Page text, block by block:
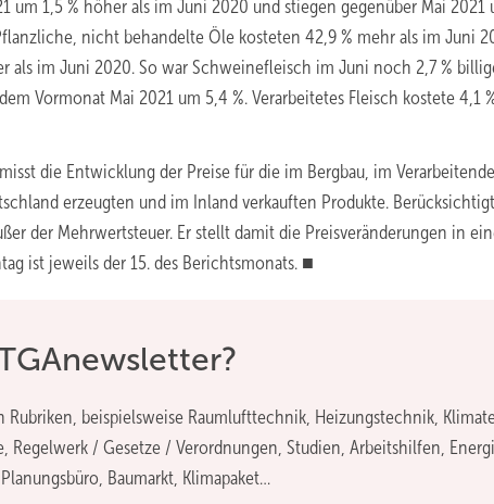
um 1,5 % höher als im Juni 2020 und stiegen gegenüber Mai 2021
nicht behandelte Öle kosteten 42,9 % mehr als im Juni
als im Juni 2020. So war Schweinefleisch im Juni noch 2,7 %
Vormonat Mai 2021 um 5,4 %. Verarbeitetes Fleisch kostete 4,1
misst die Entwicklung der Preise für die im Bergbau, im
erzeugten und im Inland verkauften Produkte.
der Mehrwertsteuer. Er stellt damit die Preisveränderungen in
ist jeweils der 15. des Berichtsmonats. ■
beispielsweise Raumlufttechnik, Heizungstechnik,
Regelwerk / Gesetze / Verordnungen, Studien, Arbeitshilfen,
Baumarkt, Klimapaket…